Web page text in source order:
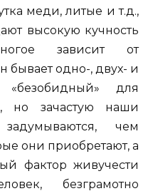
меди, литые и т.д.,
высокую кучность
зависит от
бывает одно-, двух- и
«безобидный» для
но зачастую наши
чем
они приобретают, а
фактор живучести
безграмотно